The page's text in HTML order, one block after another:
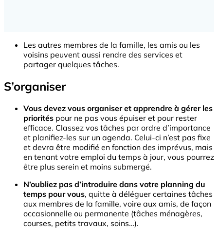
Les autres membres de la famille, les amis ou les
voisins peuvent aussi rendre des services et
partager quelques tâches.
S’organiser
Vous devez vous organiser et apprendre à gérer les
priorités pour ne pas vous épuiser et pour rester
efficace. Classez vos tâches par ordre d’importance
et planifiez-les sur un agenda. Celui-ci n’est pas fixe
et devra être modifié en fonction des imprévus, mais
en tenant votre emploi du temps à jour, vous pourrez
être plus serein et moins submergé.
N’oubliez pas d’introduire dans votre planning du
temps pour vous, quitte à déléguer certaines tâches
aux membres de la famille, voire aux amis, de façon
occasionnelle ou permanente (tâches ménagères,
courses, petits travaux, soins…).